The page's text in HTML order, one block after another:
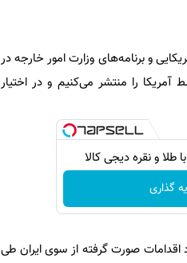
و برنامه‌های وزارت امور خارجه در
را منتشر می‌کنیم و در اختیار
طلا و نقره دیجی کالا
گذاری
اقدامات صورت گرفته از سوی ایران طی